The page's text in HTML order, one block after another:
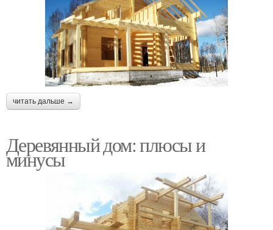
читать дальше →
Деревянный дом: плюсы и
минусы